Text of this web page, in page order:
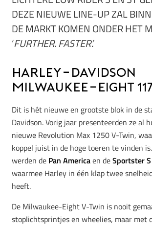
DEZE NIEUWE LINE-UP ZAL
DE MARKT KOMEN ONDER HET
‘FURTHER. FASTER’.
Harley-Davidson
Milwaukee-Eight 117
Dit is hét nieuwe en grootste blok in de
Davidson. Vorig jaar presenteerden ze al
nieuwe Revolution Max 1250 V-Twin,
koppel juist in de hoge toeren te vinden
werden de Pan Americaen deSportster S
waarmee Harley in één klap twee
heeft.
De Milwaukee-Eight V-Twin is nooit
stoplichtsprintjes en wheelies, maar met